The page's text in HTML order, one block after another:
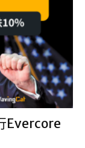
Evercore